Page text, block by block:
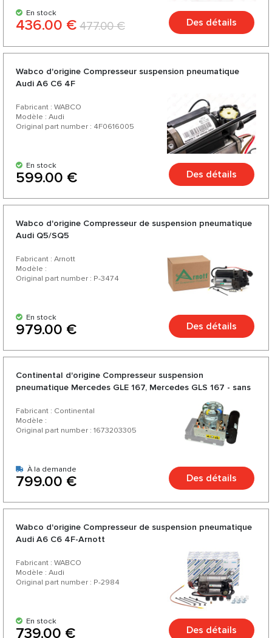
En stock
436.00 € 477.00 € Des détails
Wabco d'origine Compresseur suspension pneumatique
Audi A6 C6 4F
Fabricant : WABCO
Modèle : Audi
Original part number : 4F0616005
En stock
599.00 € Des détails
Wabco d'origine Compresseur de suspension pneumatique
Audi Q5/SQ5
Fabricant : Arnott
Modèle :
Original part number : P-3474
En stock
979.00 € Des détails
Continental d'origine Compresseur suspension
pneumatique Mercedes GLE 167, Mercedes GLS 167 - sans
Fabricant : Continental
Modèle :
Original part number : 1673203305
À la demande
799.00 € Des détails
Wabco d'origine Compresseur de suspension pneumatique
Audi A6 C6 4F-Arnott
Fabricant : WABCO
Modèle : Audi
Original part number : P-2984
En stock
739.00 € Des détails